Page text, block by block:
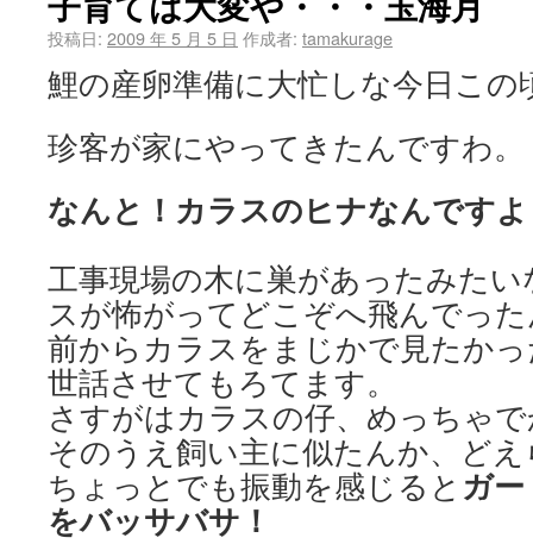
投稿日: 2009 年 5 月 5 日 作成者: tamakurage
鯉の産卵準備に大忙しな今日この
珍客が家にやってきたんですわ。
なんと！カラスのヒナなんです
工事現場の木に巣があったみた
スが怖がってどこぞへ飛んでっ
前からカラスをまじかで見たか
世話させてもろてます。
さすがはカラスの仔、めっちゃ
そのうえ飼い主に似たんか、ど
ちょっとでも振動を感じると ガ
をバッサバサ！